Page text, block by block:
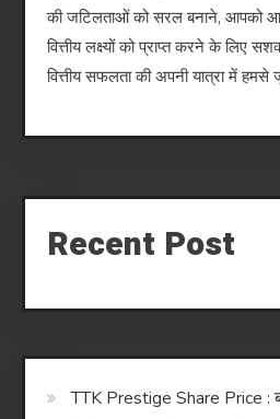
की जटिलताओं को सरल बनाने, आपको
वित्तीय लक्ष्यों को प्राप्त करने के लिए
वित्तीय सफलता की अपनी यात्रा में
Recent Post
TTK Prestige Share Price :